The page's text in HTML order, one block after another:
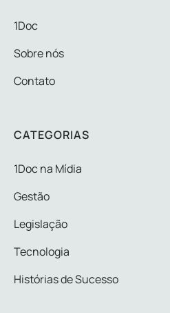
1Doc
Sobre nós
Contato
CATEGORIAS
1Doc na Mídia
Gestão
Legislação
Tecnologia
Histórias de Sucesso